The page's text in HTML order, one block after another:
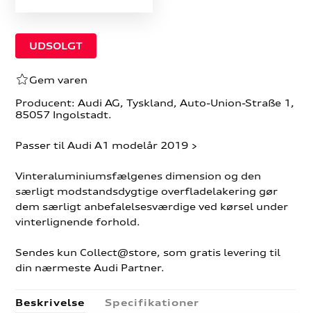
Gem varen
Producent: Audi AG, Tyskland, Auto-Union-Straße 1,
85057 Ingolstadt.
Passer til Audi A1 modelår 2019 >
Vinteraluminiumsfælgenes dimension og den
særligt modstandsdygtige overfladelakering gør
dem særligt anbefalelsesværdige ved kørsel under
vinterlignende forhold.
Sendes kun Collect@store, som gratis levering til
din nærmeste Audi Partner.
Beskrivelse Specifikationer